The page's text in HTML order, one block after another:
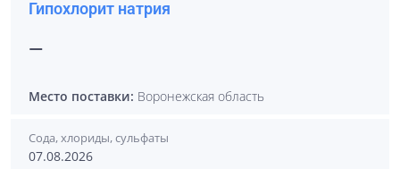
Гипохлорит натрия
—
Место поставки: Воронежская область
Сода, хлориды, сульфаты
07.08.2026